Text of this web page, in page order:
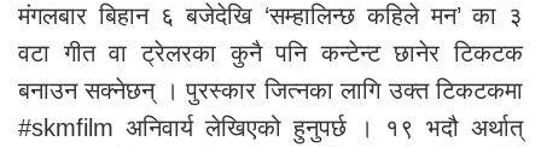
मंगलबार बिहान ६ बजेदेखि ‘सम्हालिन्छ कहिले मन’ का ३
वटा गीत वा ट्रेलरका कुनै पनि कन्टेन्ट छानेर टिकटक
बनाउन सक्‍नेछन् । पुरस्कार जित्नका लागि उक्त टिकटकमा
#skmfilm अनिवार्य लेखिएको हुनुपर्छ । १९ भदौ अर्थात्